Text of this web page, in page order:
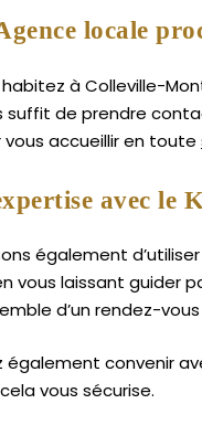
locale
à Colleville-
suffit de prendre
accueillir en toute
avec le
également
vous laissant guider
d’un rendez-
également convenir
vous sécurise.